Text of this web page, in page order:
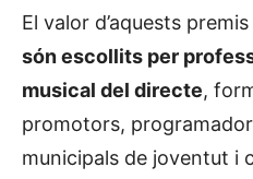
El valor d’aquests
són escollits per
musical del directe,
promotors,
municipals de joventut i